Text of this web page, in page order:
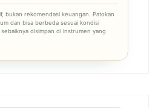
bukan rekomendasi keuangan. Patokan
dan bisa berbeda sesuai kondisi
disimpan di instrumen yang